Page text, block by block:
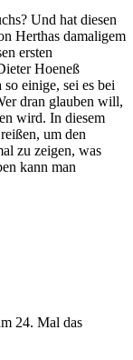
Und hat diesen
Herthas damaligem
ersten
Hoeneß
einige, sei es bei
dran glauben will,
wird. In diesem
um den
zu zeigen, was
kann man
24. Mal das